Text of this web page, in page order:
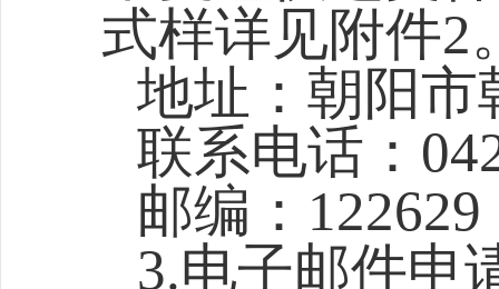
式样详见附件2
地址：朝阳市
联系电话：
邮编：122629
3.电子邮件申